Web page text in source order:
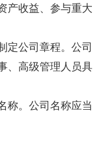
收益、参与重大
公司章程。公司
、高级管理人员具
。公司名称应当